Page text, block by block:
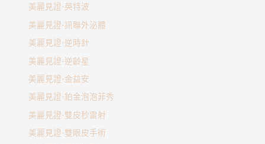
美麗見證-英特波
美麗見證-訊聯外泌體
美麗見證-逆時針
美麗見證-逆齡星
美麗見證-金益安
美麗見證-鉑金泡泡菲秀
美麗見證-雙皮秒雷射
美麗見證-雙眼皮手術